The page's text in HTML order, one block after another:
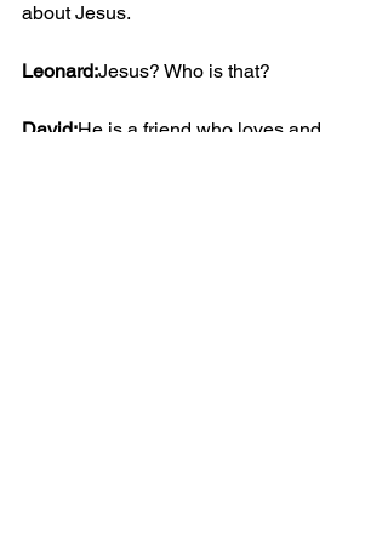
about Jesus.
Leonard:Jesus? Who is that?
David:He is a friend who loves and